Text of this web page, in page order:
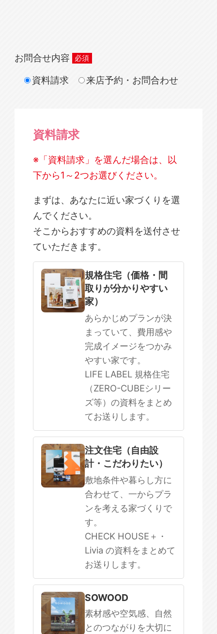
お問合せ内容
資料請求
来店予約・お問合わせ
資料請求
※「資料請求」を選んだ場合は、以
下から1～2つお選びください。
まずは、あなたに近い家づくりを選
んでください。
そこからおすすめの資料を送付させ
ていただきます。
規格住宅
注文住宅
SOWOOD
まだ何も決まっていない
規格住宅（価格・間
取りが分かりやすい
家）
あらかじめプランが決
まっていて、費用感や
完成イメージをつかみ
やすい家です。
LIFE LABEL 規格住宅
（ZERO-CUBEシリー
ズ等）の資料をまとめ
てお送りします。
注文住宅（自由設
計・こだわりたい）
敷地条件や暮らし方に
合わせて、一からプラ
ンを考える家づくりで
す。
CHECK HOUSE＋・
Livia の資料をまとめて
お送りします。
SOWOOD
素材感や空気感、自然
とのつながりを大切に